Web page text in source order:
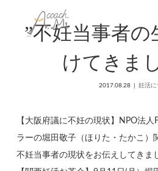
”不妊当事者の
けてきま
2017.08.28 妊活に
【大阪府議に不妊の現状】NPO法
ラーの堀田敬子（ほりた・たかこ）
不妊当事者の現状をお伝えしてきま